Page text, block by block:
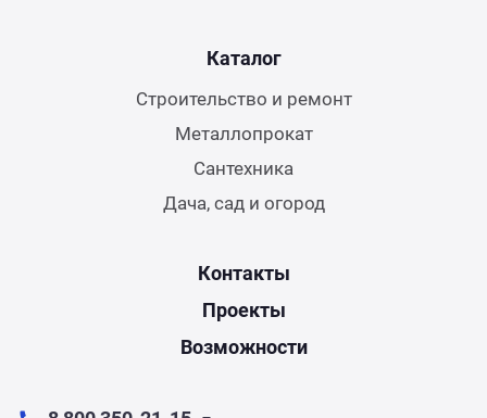
Каталог
Строительство и ремонт
Металлопрокат
Сантехника
Дача, сад и огород
Контакты
Проекты
Возможности